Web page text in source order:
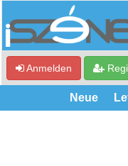
Anmelden
Neue